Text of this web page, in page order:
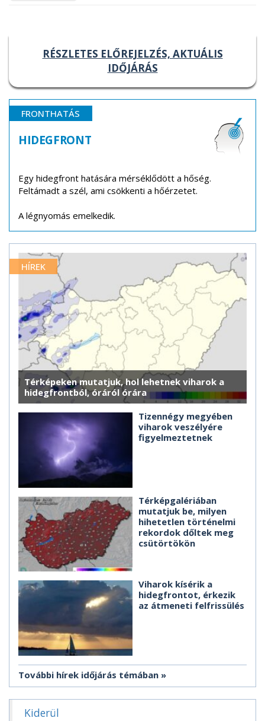
RÉSZLETES ELŐREJELZÉS, AKTUÁLIS
IDŐJÁRÁS
FRONTHATÁS
HIDEGFRONT
Egy hidegfront hatására mérséklődött a hőség.
Feltámadt a szél, ami csökkenti a hőérzetet.
A légnyomás emelkedik.
HÍREK
Térképeken mutatjuk, hol lehetnek viharok a
hidegfrontból, óráról órára
Tizennégy megyében
viharok veszélyére
figyelmeztetnek
Térképgalériában
mutatjuk be, milyen
hihetetlen történelmi
rekordok dőltek meg
csütörtökön
Viharok kísérik a
hidegfrontot, érkezik
az átmeneti felfrissülés
További hírek időjárás témában
Kiderül